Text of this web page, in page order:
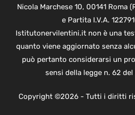
Nicola Marchese 10, 00141 Roma
e Partita I.V.A.
Istitutonervilentini.it non è una
quanto viene aggiornato senza
può pertanto considerarsi un
sensi della legge n. 62
Copyright ©2026 - Tutti i diritti